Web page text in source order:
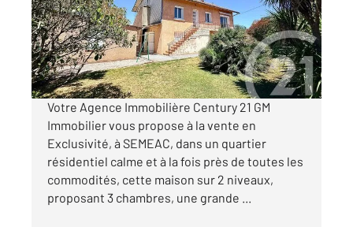
Maison à vendre
194 000 €
Visiter le site dédié
Votre Agence Immobilière Century 21 GM
Immobilier vous propose à la vente en
Exclusivité, à SEMEAC, dans un quartier
résidentiel calme et à la fois près de toutes les
commodités, cette maison sur 2 niveaux,
proposant 3 chambres, une grande ...